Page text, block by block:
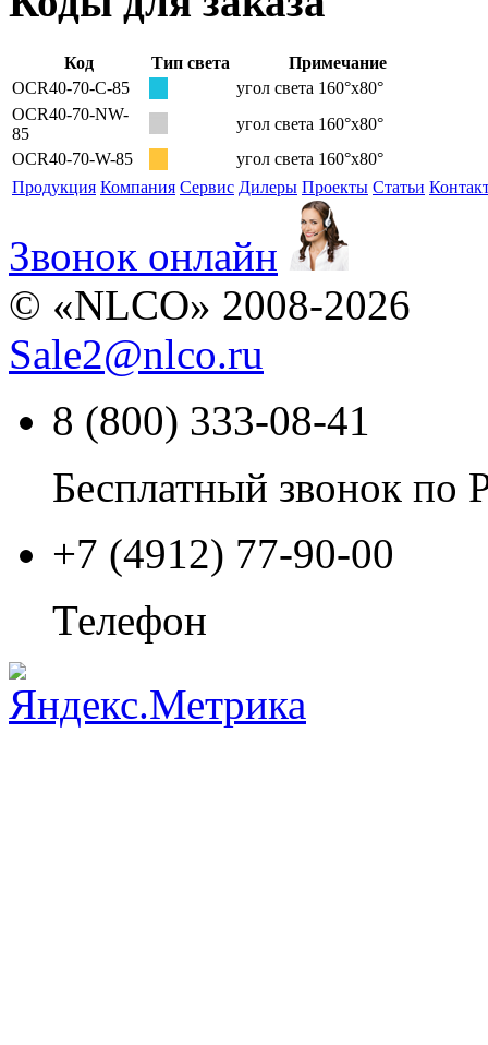
Код Тип света
Примечание
OCR40-70-С-85
угол света 160°х80°
OCR40-70-NW-
85
угол света 160°х80°
OCR40-70-W-85
угол света 160°х80°
Продукция Компания Сервис Дилеры Проекты Статьи
Звонок онлайн
© «NLCO» 2008-2026
Sale2@nlco.ru
8 (800) 333-08-41
Бесплатный звонок по
+7 (4912) 77-90-00
Телефон